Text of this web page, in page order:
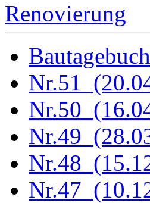
Renovierung
Bautagebuch
Nr.51
Nr.50
Nr.49
Nr.48
Nr.47